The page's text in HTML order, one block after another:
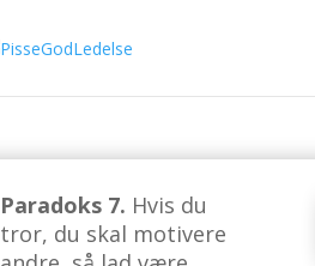
Paradoks 7. Hvis du
tror, du skal motivere